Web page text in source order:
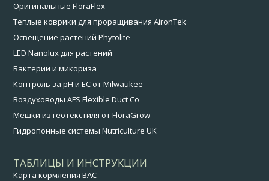
Оригинальные FloraFlex
Теплые коврики для проращивания AironTek
Освещение растений Phytolite
LED Nanolux для растений
Бактерии и микориза
Контроль за pH и EC от Milwaukee
Воздуховоды AFS Flexible Duct Co
Мешки из геотекстиля от FloraGrow
Гидропонные системы Nutriculture UK
ТАБЛИЦЫ И ИНСТРУКЦИИ
Карта кормления BAC